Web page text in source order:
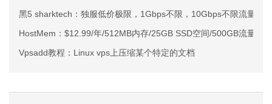
黑5 sharktech：独服低价极限，1Gbps不限，10Gbps不限流量
HostMem：$12.99/年/512MB内存/25GB SSD空间/500GB流量/
Vpsadd教程：Linux vps上压缩某个特定的文档